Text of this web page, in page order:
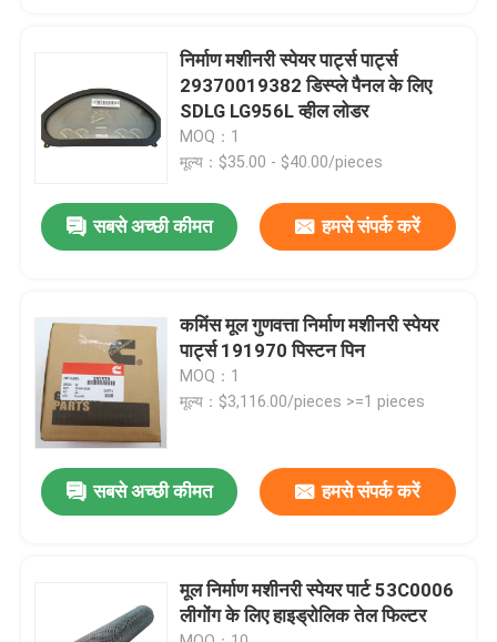
हमारे बारे में
फैक्टरी यात्रा
हमसे संपर्क करें
समाचार
एक बोली का अनुरोध
कमिंस स्पेयर पार्ट्स
निर्माण मशीनरी स्पेयर पार्ट्स पार्ट्स
29370019382 डिस्प्ले पैनल के लिए
SDLG LG956L व्हील लोडर
MOQ：1
मूल्य：$35.00 - $40.00/pieces
सबसे अच्छी कीमत हमसे संपर्क करें
कमिंस मूल गुणवत्ता निर्माण मशीनरी स्पेयर
पार्ट्स 191970 पिस्टन पिन
MOQ：1
मूल्य：$3,116.00/pieces >=1 pieces
सबसे अच्छी कीमत हमसे संपर्क करें
मूल निर्माण मशीनरी स्पेयर पार्ट 53C0006
लीगोंग के लिए हाइड्रोलिक तेल फिल्टर